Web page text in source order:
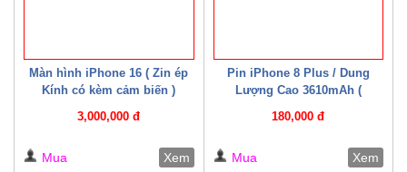
Màn hình iPhone 16 ( Zin ép
Kính có kèm cảm biến )
3,000,000 đ
Mua Xem
Pin iPhone 8 Plus / Dung
Lượng Cao 3610mAh (
180,000 đ
Mua Xem